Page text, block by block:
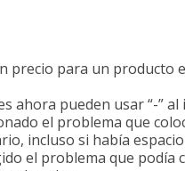
precio para un producto
ahora pueden usar “-”
el problema que
incluso si había
el problema que podía